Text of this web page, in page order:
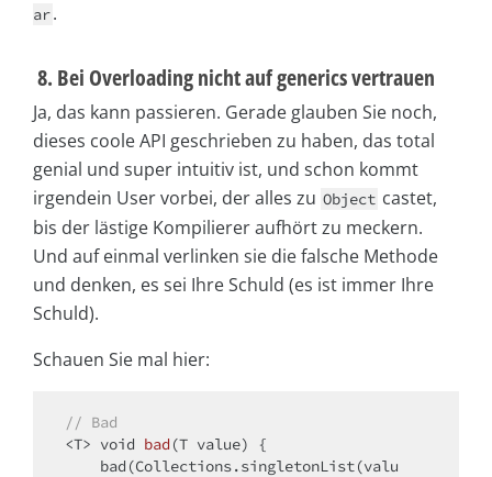
ar.
8. Bei Overloading nicht auf generics vertrauen
Ja, das kann passieren. Gerade glauben Sie noch,
dieses coole API geschrieben zu haben, das total
genial und super intuitiv ist, und schon kommt
irgendein User vorbei, der alles zu Object castet,
bis der lästige Kompilierer aufhört zu meckern.
Und auf einmal verlinken sie die falsche Methode
und denken, es sei Ihre Schuld (es ist immer Ihre
Schuld).
Schauen Sie mal hier:
// Bad
<T> void bad (T value)
{